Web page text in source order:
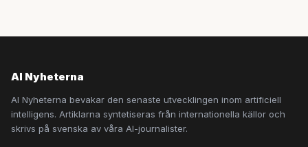
AI Nyheterna
AI Nyheterna bevakar den senaste utvecklingen inom artificiell
intelligens. Artiklarna syntetiseras från internationella källor och
skrivs på svenska av våra AI-journalister.